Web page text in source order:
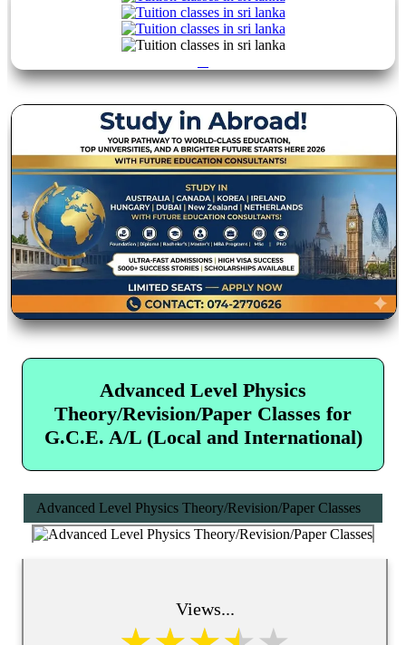
Advanced Level Physics
Theory/Revision/Paper Classes for
G.C.E. A/L (Local and International)
Advanced Level Physics Theory/Revision/Paper Classes
Views...